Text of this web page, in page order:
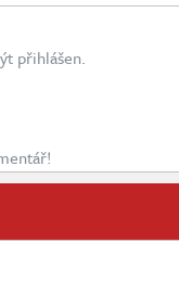
přihlášen.